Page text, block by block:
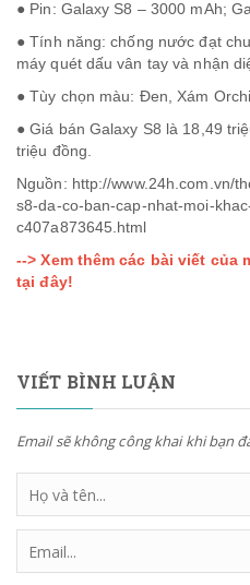
● Pin: Galaxy S8 – 3000 mAh;
● Tính năng: chống nước đạt
máy quét dấu vân tay và nhận
● Tùy chọn màu: Đen, Xám
● Giá bán Galaxy S8 là 18,49
triệu đồng.
Nguồn: http://www.24h.com.vn/
s8-da-co-ban-cap-nhat-moi-
c407a873645.html
--> Xem thêm các bài viết
tại đây!
VIẾT BÌNH LUẬN
Email sẽ không công khai khi bạn